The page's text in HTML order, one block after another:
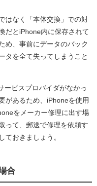
はなく「本体交換」での対
だとiPhone内に保存されて
め、事前にデータのバック
タを全て失ってしまうこと
ービスプロバイダがなかっ
があるため、iPhoneを使用
をメーカー修理に出す場
って、郵送で修理を依頼す
ておきましょう。
合